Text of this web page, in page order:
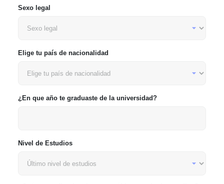
Sexo legal
Elige tu país de nacionalidad
¿En que año te graduaste de la universidad?
Nivel de Estudios